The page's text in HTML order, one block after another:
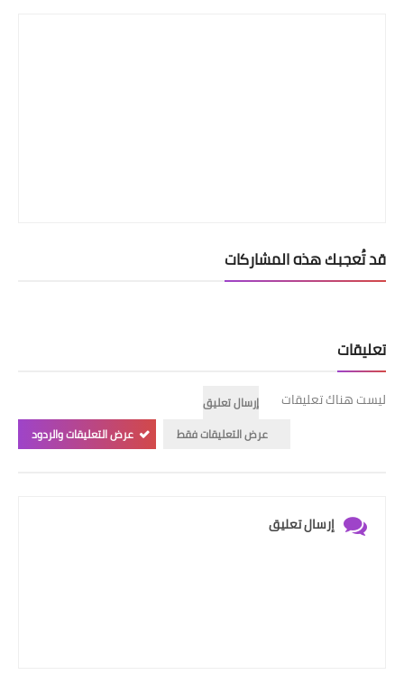
قد تُعجبك هذه المشاركات
تعليقات
ليست هناك تعليقات
إرسال تعليق
عرض التعليقات فقط
عرض التعليقات والردود
إرسال تعليق